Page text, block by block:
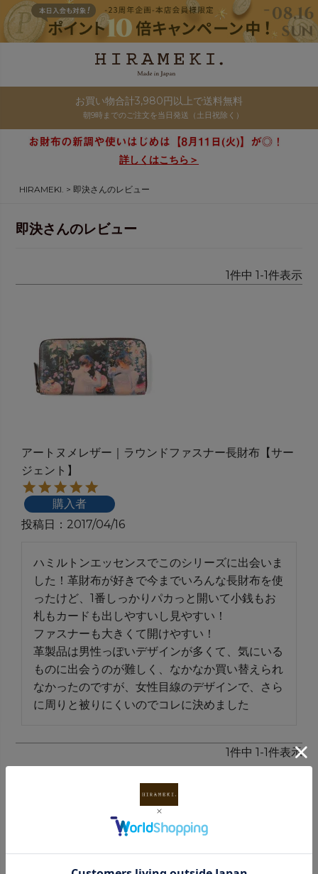
お買い物合計3,980円以上で送料無料
朝9時までのご注文を当日発送（土日祝除く）
詳しくはこちら＞
HIRAMEKI. 即決さんのレビュー
即決さんのレビュー
1件中 1 -1件表示
アートヌメレザー｜ラウンドファスナー長財布【サー
ジェント】
購入者
投稿日
2017/04/16
ハミルトンエッセンスでこのシリーズに出会いま
した！革財布が好きで今までいろんな長財布を使
ったけど、1番しっかりパカっと開いて小銭もお
札もカードも出しやすいし見やすい！
ファスナーも大きくて開けやすい！
革製品は男性っぽいデザインが多くて、気にいる
ものに出会うのが難しく、なかなか買い替えられ
なかったのですが、女性目線のデザインで、さら
に周りと被りにくいのでコレに決めました
1件中 1 -1件表示
INFORMATION